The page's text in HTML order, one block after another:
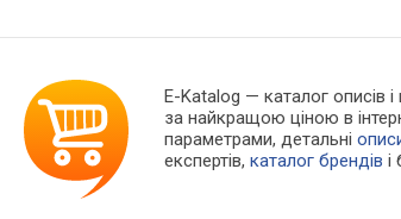
E-Katalog — каталог описів
за найкращою ціною в
параметрами, детальні
експертів,каталог брендів і